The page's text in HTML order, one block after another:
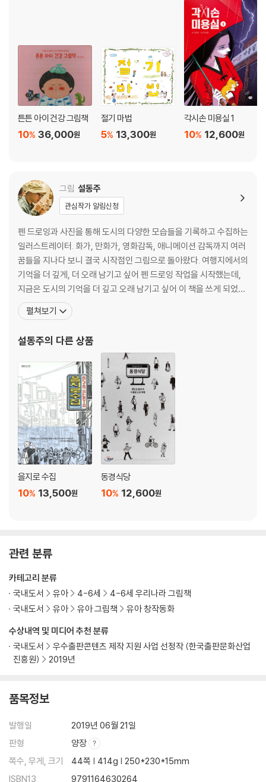
튼튼 아이 건강 그림책
36,000원
10%
절기 마법
13,300원
5%
각시손 미용실 1
12,600원
10%
그림 설동주
관심작가 알림신청
펜 드로잉과 사진을 통해 도시의 다양한 모습들을 기록하고 수집하는
일러스트레이터. 화가, 만화가, 영화감독, 애니메이션 감독까지 여러
꿈들을 지나다 보니 결국 시작점인 그림으로 돌아왔다. 여행지에서의
기억을 더 깊게, 더 오래 남기고 싶어 펜 드로잉 작업을 시작했는데,
지금은 도시의 기억을 더 깊고 오래 남기고 싶어 이 책을 쓰게 되었다.
대안공간 Rogue Camp ‘City trekking’ 개인전시, 소다미술관 ‘일
상의단면’ 전시, 10초 국제애니메이션 페스티벌 라이브 드로잉쇼,
데이 노트북 드로잉
펼쳐보기
설동주의 다른 상품
을지로 수집
13,500원
10%
동경식당
12,600원
10%
관련 분류
수상내역 및 미디어 추천 분류
국내도서
우수출판콘텐츠 제작 지원 사업 선정작 (한국출판문화산업
진흥원)
2019년
카테고리 분류
국내도서
유아 4-6세
4-6세 우리나라 그림책
국내도서
유아 유아 그림책 유아 창작동화
품목정보
발행일
2019년 06월 21일
판형
양장
쪽수, 무게, 크기
44쪽 | 414g | 250*230*15mm
ISBN13
9791164630264